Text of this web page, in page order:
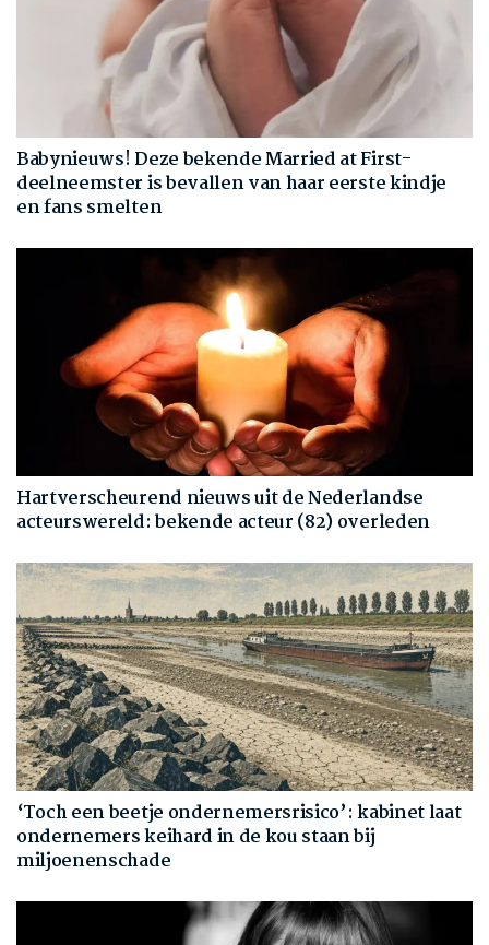
Babynieuws! Deze bekende Married at First-
deelneemster is bevallen van haar eerste kindje
en fans smelten
Hartverscheurend nieuws uit de Nederlandse
acteurswereld: bekende acteur (82) overleden
‘Toch een beetje ondernemersrisico’: kabinet laat
ondernemers keihard in de kou staan bij
miljoenenschade